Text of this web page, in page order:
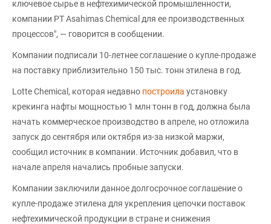
ключевое сырье в нефтехимической промышленности,
компании PT Asahimas Chemical для ее производственных
процессов", — говорится в сообщении.
Компании подписали 10-летнее соглашение о купле-продаже
на поставку приблизительно 150 тыс. тонн этилена в год.
Lotte Chemical, которая недавно построила установку
крекинга нафты мощностью 1 млн тонн в год, должна была
начать коммерческое производство в апреле, но отложила
запуск до сентября или октября из-за низкой маржи,
сообщил источник в компании. Источник добавил, что в
начале апреля начались пробные запуски.
Компании заключили данное долгосрочное соглашение о
купле-продаже этилена для укрепления цепочки поставок
нефтехимической продукции в стране и снижения